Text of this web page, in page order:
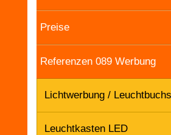
Preise
Referenzen 089 Werbung
Lichtwerbung /
Leuchtkasten LED